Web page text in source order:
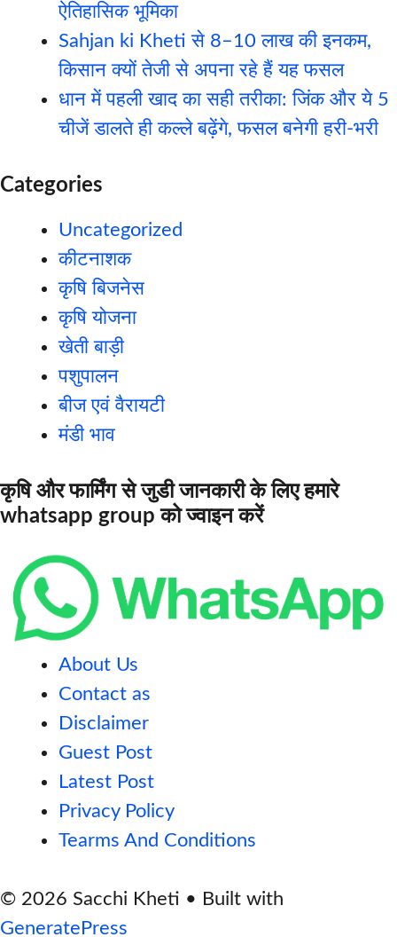
ऐतिहासिक भूमिका
Sahjan ki Kheti से 8–10 लाख की इनकम,
किसान क्यों तेजी से अपना रहे हैं यह फसल
धान में पहली खाद का सही तरीका: जिंक और ये 5
चीजें डालते ही कल्ले बढ़ेंगे, फसल बनेगी हरी-भरी
Categories
Uncategorized
कीटनाशक
कृषि बिजनेस
कृषि योजना
खेती बाड़ी
पशुपालन
बीज एवं वैरायटी
मंडी भाव
कृषि और फार्मिंग से जुडी जानकारी के लिए हमारे
whatsapp group को ज्वाइन करें
About Us
Contact as
Disclaimer
Guest Post
Latest Post
Privacy Policy
Tearms And Conditions
© 2026 Sacchi Kheti • Built with
GeneratePress